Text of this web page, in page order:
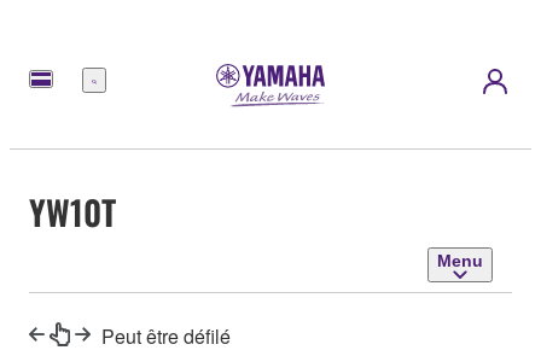
Menu
YW10T
Menu
Peut être défilé